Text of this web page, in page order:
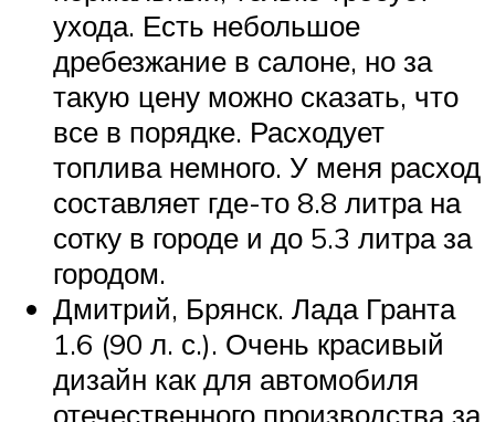
ухода. Есть небольшое
дребезжание в салоне, но за
такую цену можно сказать, что
все в порядке. Расходует
топлива немного. У меня расход
составляет где-то 8.8 литра на
сотку в городе и до 5.3 литра за
городом.
Дмитрий, Брянск. Лада Гранта
1.6 (90 л. с.). Очень красивый
дизайн как для автомобиля
отечественного производства за